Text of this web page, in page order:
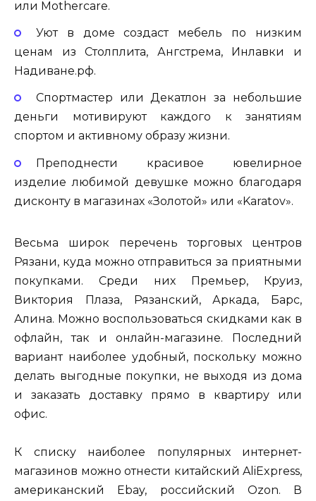
или Mothercare.
Уют в доме создаст мебель по низким
ценам из Столплита, Ангстрема, Инлавки и
Надиване.рф.
Спортмастер или Декатлон за небольшие
деньги мотивируют каждого к занятиям
спортом и активному образу жизни.
Преподнести красивое ювелирное
изделие любимой девушке можно благодаря
дисконту в магазинах «Золотой» или «Karatov».
Весьма широк перечень торговых центров
Рязани, куда можно отправиться за приятными
покупками. Среди них Премьер, Круиз,
Виктория Плаза, Рязанский, Аркада, Барс,
Алина. Можно воспользоваться скидками как в
офлайн, так и онлайн-магазине. Последний
вариант наиболее удобный, поскольку можно
делать выгодные покупки, не выходя из дома
и заказать доставку прямо в квартиру или
офис.
К списку наиболее популярных интернет-
магазинов можно отнести китайский AliExpress,
американский Ebay, российский Ozon. В